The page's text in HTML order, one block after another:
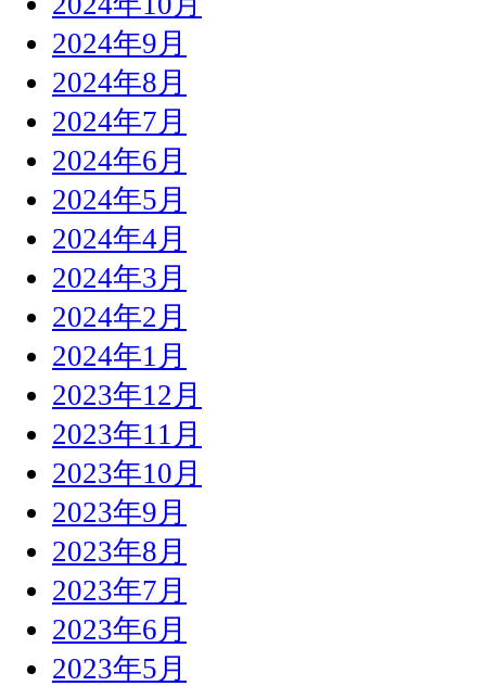
2024年9月
2024年8月
2024年7月
2024年6月
2024年5月
2024年4月
2024年3月
2024年2月
2024年1月
2023年12月
2023年11月
2023年10月
2023年9月
2023年8月
2023年7月
2023年6月
2023年5月